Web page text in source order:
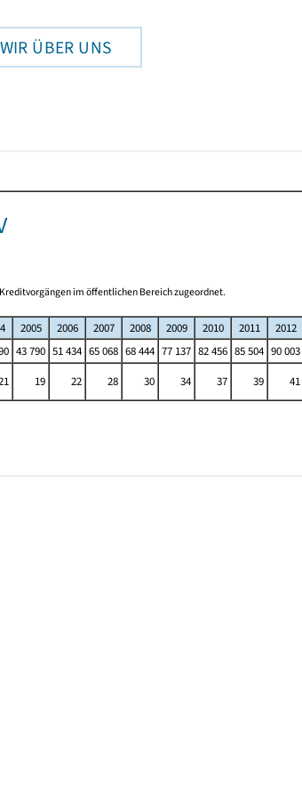
WIR ÜBER UNS
im öffentlichen Bereich zugeordnet.
2005 2006 2007 2008 2009 2010 2011
2012
43 790 51 434 65 068 68 444 77 137 82 456 85 504 90 003
19 22 28 30 34 37 39 41